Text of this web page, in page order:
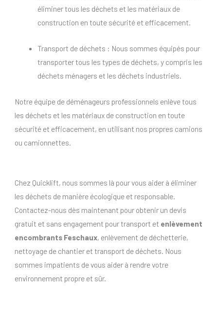
éliminer tous les déchets et les matériaux de
construction en toute sécurité et efficacement.
Transport de déchets : Nous sommes équipés pour
transporter tous les types de déchets, y compris les
déchets ménagers et les déchets industriels.
Notre équipe de déménageurs professionnels enlève tous
les déchets et les matériaux de construction en toute
sécurité et efficacement, en utilisant nos propres camions
ou camionnettes.
Chez Quicklift, nous sommes là pour vous aider à éliminer
les déchets de manière écologique et responsable.
Contactez-nous dès maintenant pour obtenir un devis
gratuit et sans engagement pour transport et enlèvement
encombrants Feschaux, enlèvement de déchetterie,
nettoyage de chantier et transport de déchets. Nous
sommes impatients de vous aider à rendre votre
environnement propre et sûr.